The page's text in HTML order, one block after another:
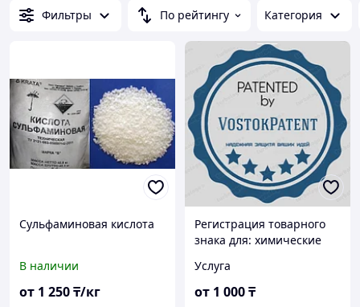
Фильтры По рейтингу Категория
Сульфаминовая кислота
В наличии
от 1 250₸/кг
Регистрация товарного
знака для: химические
использования в
промышленных, научных
Услуга
от 1 000₸